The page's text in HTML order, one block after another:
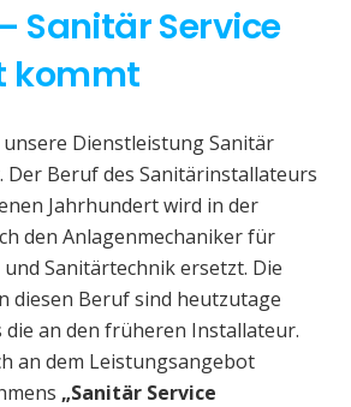
Sanitär Service
kommt
Dienstleistung Sanitär
Der Beruf des Sanitärinstallateurs
Jahrhundert wird in der
den Anlagenmechaniker für
Sanitärtechnik ersetzt. Die
diesen Beruf sind heutzutage
an den früheren Installateur.
an dem Leistungsangebot
„Sanitär Service